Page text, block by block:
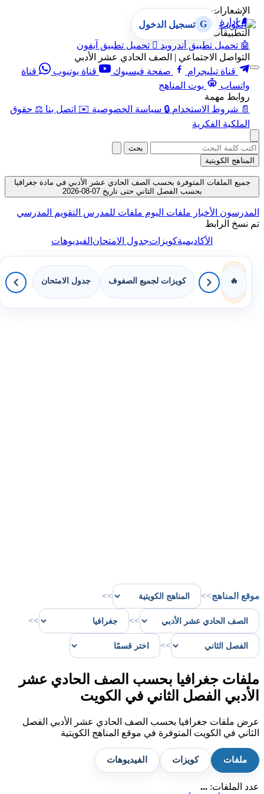
الإشعارات
🔔 إدارة الإشعارات
التطبيقات
🤖 تحميل تطبيق أندرويد  تحميل تطبيق آيفون
التواصل الاجتماعي | الصف الحادي عشر الأدبي
قناة تيليجرام
صفحة فيسبوك قناة يوتيوب
قناة
واتساب
بوت المناهج
روابط مهمة
📄 شروط الاستخدام 🔒 سياسة الخصوصية ✉️ اتصل بنا ⚖️ حقوق
الملكية الفكرية
G تسجيل الدخول
بحث
المناهج الكويتية
جميع الملفات المتوفرة بحسب الصف الحادي عشر الأدبي في مادة جغرافيا
بحسب الفصل الثاني حتى تاريخ 07-08-2026
المدرسون الأخبار ملفات اليوم ملفات للمدرس التقويم المدرسي
تم نسخ الرابط
الأكاديميةكويزاتجدول الامتحانالفيديوهات
🔥 كويزات لجميع الصفوف جدول الامتحان
موقع المناهج>>
>>
>>
>>
>>
ملفات جغرافيا بحسب الصف الحادي عشر
الأدبي الفصل الثاني في الكويت
عرض ملفات جغرافيا بحسب الصف الحادي عشر الأدبي الفصل
الثاني في الكويت المتوفرة في موقع المناهج الكويتية
ملفات كويزات الفيديوهات
عدد الملفات: ...